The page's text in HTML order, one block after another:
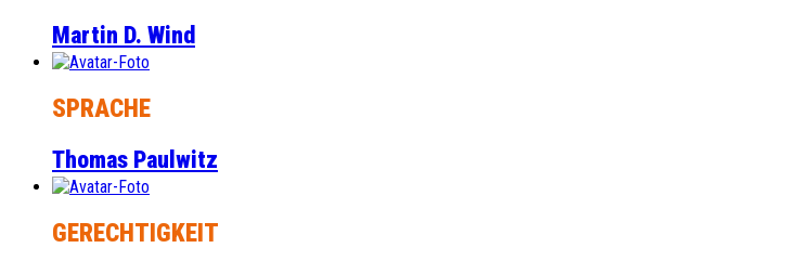
Martin D. Wind
SPRACHE
Thomas Paulwitz
GERECHTIGKEIT